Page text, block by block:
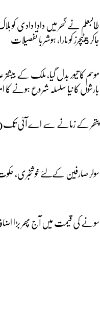
طالبعلم نے گھر میں دادا دادی کو
جاکر 5ٹیچرز کو مارا، ہوشربا تفصیلات
موسم کا تیور بدل گیا، ملک کے
بارشوں کا نیا سلسلہ شروع ہونے
پتھر کے زمانے سے اے آئی
سولر صارفین کےلئے خوشخبری،
سونے کی قیمت میں آج پھر بڑا